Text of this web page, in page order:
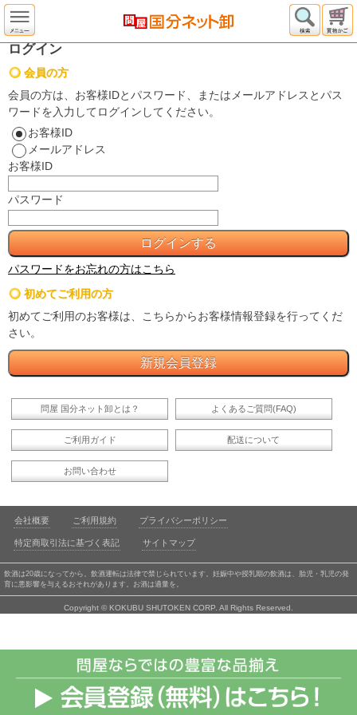
ログイン
会員の方
会員の方は、お客様IDとパスワード、またはメールアドレスとパス
ワードを入力してログインしてください。
お客様ID
メールアドレス
お客様ID
パスワード
パスワードをお忘れの方はこちら
初めてご利用の方
初めてご利用のお客様は、こちらからお客様情報登録を行ってくだ
さい。
問屋 国分ネット卸とは？ よくあるご質問(FAQ)
ご利用ガイド 配送について
お問い合わせ
会社概要 ご利用規約 プライバシーポリシー
特定商取引法に基づく表記 サイトマップ
飲酒は20歳になってから。飲酒運転は法律で禁じられています。妊娠中や授乳期の飲酒は、胎児・乳児の発
育に悪影響を与えるおそれがあります。お酒は適量を。
Copyright © KOKUBU SHUTOKEN CORP. All Rights Reserved.